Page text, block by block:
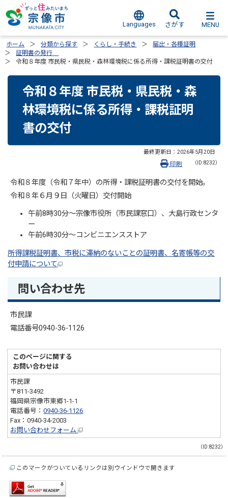
Languages さがす MENU
ホーム 分類から探す くらし・手続き
届出・各種証明
証明書の発行
令和８年度 市民税・県民税・森林環境税に係る所得・課税証明書の交付
令和８年度 市民税・県民税・森
林環境税に係る所得・課税証明
書の交付
最終更新日： 2026年5月20日
（ID:8232）
印刷
令和８年度（令和７年中）の所得・課税証明書の交付を開始。
令和８年６月９日（火曜日）交付開始
午前8時30分〜宗像市役所（市民課窓口）、大島行政センタ
ー
午前6時30分〜コンビニエンスストア
所得課税証明書、市税に滞納のないことの証明書、名寄帳等の交
付申請について
問い合わせ先
市民課
電話番号0940-36-1126
このページに関する
お問い合わせは
市民課
〒811-3492
福岡県宗像市東郷1-1-1
電話番号：0940-36-1126
Fax：0940-34-2003
お問い合わせフォーム
（ID:8232）
このマークがついているリンクは別ウインドウで開きます